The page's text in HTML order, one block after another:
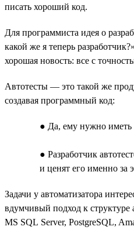
писать хороший код.
Для программиста идея о
какой же я теперь
хорошая новость: все с
Автотесты — это такой же
создавая программный код:
● Да, ему нужно иметь
● Разработчик
и ценят его именно за
Задачи у автоматизатора
вдумчивый подход к структуре
MS SQL Server, PostgreSQL,